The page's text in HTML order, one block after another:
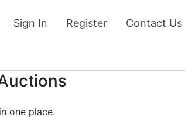
Sign In Register Contact Us
one place.